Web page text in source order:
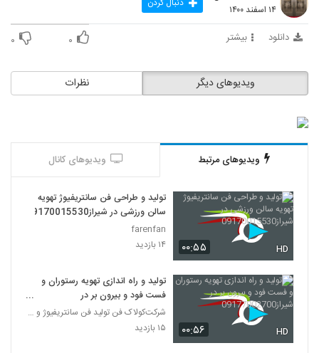
۱۴ اسفند ۱۴۰۰ دنبال کردن
دانلود بیشتر ۰ ۰
نظرات ویدیوهای دیگر
ویدیوهای مرتبط ویدیوهای کانال
۰۰:۵۵ HD
تولید و طراحی فن سانتریفیوژ تهویه
سالن ورزشی در شیراز09170015530
farenfan
۱۴ بازدید
۰۰:۵۶ HD
تولید و راه اندازی تهویه رستوران و
فست فود و بیرون بر در
شیراز09177002700
شرکت‌کولاک فن تولید فن سانتریفیوژ و اگزاست فن و کا
۱۵ بازدید